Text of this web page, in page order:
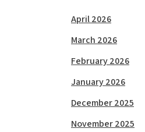
April 2026
March 2026
February 2026
January 2026
December 2025
November 2025